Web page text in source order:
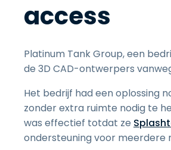
access
Platinum Tank Group, een
de 3D CAD-ontwerpers
Het bedrijf had een oplossing
zonder extra ruimte nodig te
was effectief totdat ze
ondersteuning voor meerdere